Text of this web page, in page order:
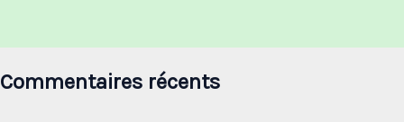
Commentaires récents